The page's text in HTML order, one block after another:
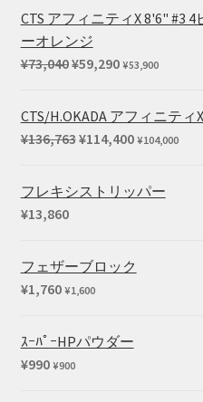
帯:
CTS アフィニティX 8'6" #3
ーオレンジ
¥73,040元
価
格
で
¥59,290現
の
価
¥59,290
¥53,900
CTS/H.OKADA アフィニティ
¥136,763元
価
で
し
¥114,400現
¥114,400
¥104,000
フレキシストリッパー
¥13,860
フェザーブロック
¥1,760 ¥1,600
ｽｰﾊﾟｰHPパウダー
¥990 ¥900